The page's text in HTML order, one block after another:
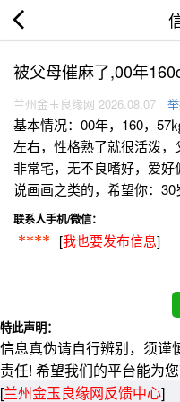
被父母催麻了,00年
兰州金玉良缘网 2026.08.07
基本情况：00年，160，57
左右，性格熟了就很活泼
非常宅，无不良嗜好，爱
说画画之类的，希望你：
联系人手机/微信：
**** [我也要发布信息]
特此声明：
信息真伪请自行辨别，须谨
责任! 希望我们的平台能为您
[兰州金玉良缘网反馈中心]